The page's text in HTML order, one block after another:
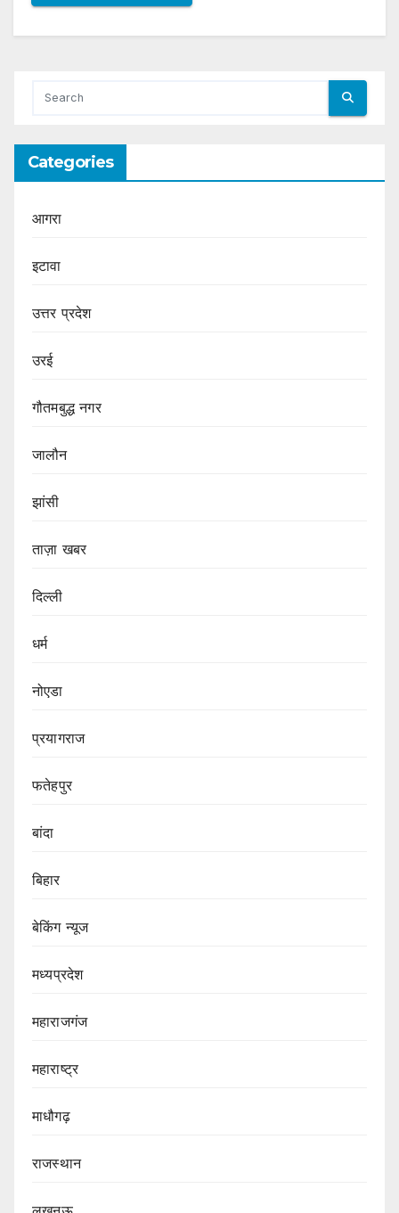
Categories
आगरा
इटावा
उत्तर प्रदेश
उरई
गौतमबुद्ध नगर
जालौन
झांसी
ताज़ा खबर
दिल्ली
धर्म
नोएडा
प्रयागराज
फतेहपुर
बांदा
बिहार
बेकिंग न्यूज
मध्यप्रदेश
महाराजगंज
महाराष्ट्र
माधौगढ़
राजस्थान